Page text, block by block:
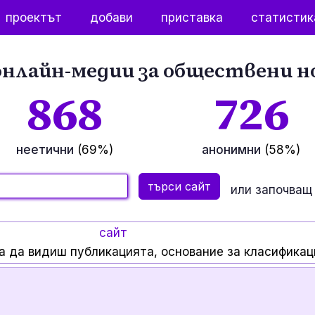
проектът добави приставка
медии за обществени
868
неетични (69%)
726
анонимни (58%)
или започващ
сайт
да видиш публикацията, основание за